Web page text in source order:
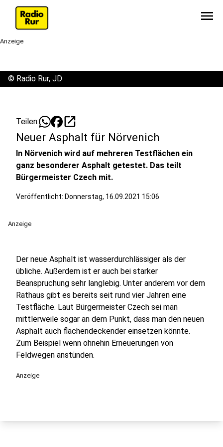
menu
Anzeige
© Radio Rur, JD
Teilen: open_in_new
Neuer Asphalt für Nörvenich
In Nörvenich wird auf mehreren Testflächen ein
ganz besonderer Asphalt getestet. Das teilt
Bürgermeister Czech mit.
Veröffentlicht: Donnerstag, 16.09.2021 15:06
Anzeige
Der neue Asphalt ist wasserdurchlässiger als der
übliche. Außerdem ist er auch bei starker
Beanspruchung sehr langlebig. Unter anderem vor dem
Rathaus gibt es bereits seit rund vier Jahren eine
Testfläche. Laut Bürgermeister Czech sei man
mittlerweile sogar an dem Punkt, dass man den neuen
Asphalt auch flächendeckender einsetzen könnte.
Zum Beispiel wenn ohnehin Erneuerungen von
Feldwegen anstünden.
Anzeige